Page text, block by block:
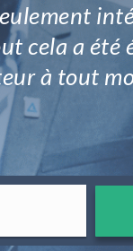
cela a
à tout